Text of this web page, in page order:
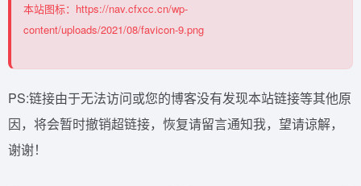
本站图标：https://nav.cfxcc.cn/wp-
content/uploads/2021/08/favicon-9.png
PS:链接由于无法访问或您的博客没有发现本站链接等其他原
因，将会暂时撤销超链接，恢复请留言通知我，望请谅解，
谢谢！